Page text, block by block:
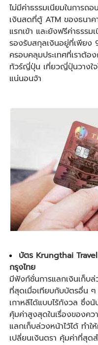
ไม่มีค่าธรรมเนียมในการถ
เงินสดที่ตู้ ATM ของธนา
แรกเข้า และยังฟรีค่าธรร
รองรับสกุลเงินอยู่ที่เพียง
ครอบคลุมประเทศที่เราต้อง
ทัวร์ญี่ปุ่น เที่ยวญี่ปุ่นวางใ
แน่นอนจ้า
บัตร Krungthai
กรุงไทย
มีฟังก์ชั่นการแลกเงินเก็บ
ที่สุดเมื่อเทียบกับบัตรอื่น
เกาหลีได้แบบไร้กังวล ซึ่ง
คุ้มค่าสูงสุดในเรื่องของค
แลกเก็บล่วงหน้าไว้ได้ ทำใ
เปลี่ยนเงินตรา คุ้มค่าที่สุด